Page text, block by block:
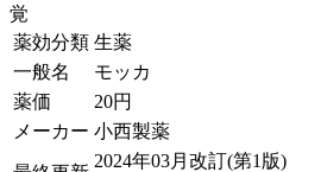
覚
薬効分類 生薬
一般名
モッカ
薬価
20円
メーカー 小西製薬
2024年03月改訂(第1版)